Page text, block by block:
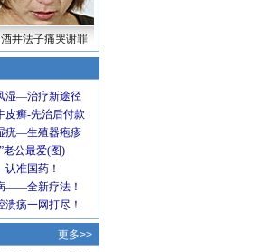
酒井法子痛哭谢罪
更多>>